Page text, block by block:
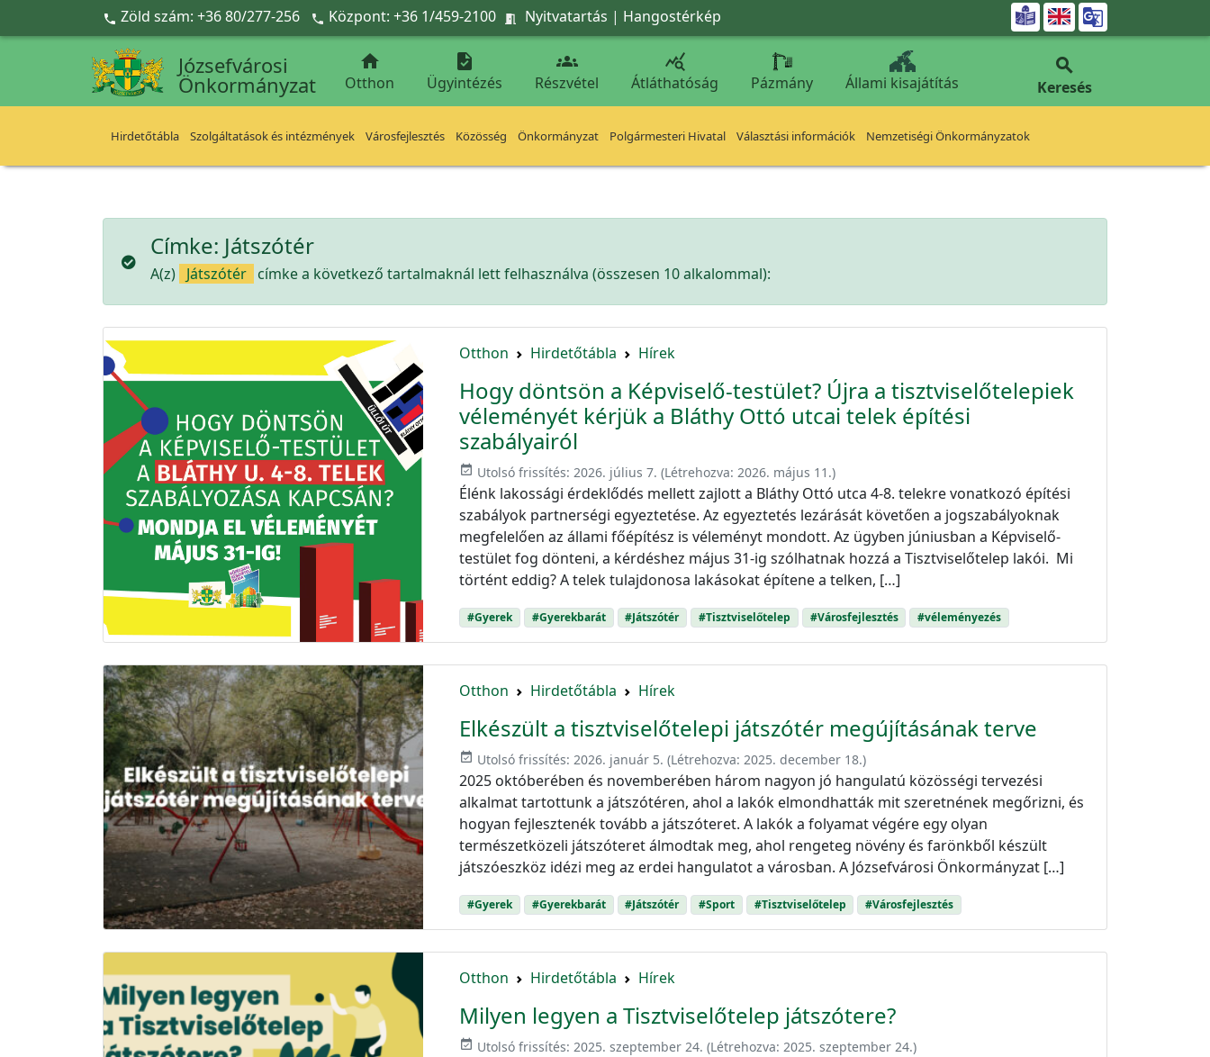
Ugrás a fő tartalomra
 Zöld szám: +36 80/277-256  Központ: +36 1/459-2100  Nyitvatartás | Hangostérkép 
Józsefvárosi
Önkormányzat

Otthon

Ügyintézés

Részvétel

Átláthatóság Pázmány Állami kisajátítás

Keresés
Hirdetőtábla Szolgáltatások és intézmények Városfejlesztés Közösség Önkormányzat Polgármesteri Hivatal Választási információk Nemzetiségi Önkormányzatok
Címke: Játszótér
A(z) Játszótér címke a következő tartalmaknál lett felhasználva (összesen 10 alkalommal):
Otthon Hirdetőtábla Hírek
Hogy döntsön a Képviselő-testület? Újra a tisztviselőtelepiek
véleményét kérjük a Bláthy Ottó utcai telek építési
szabályairól
event_available Utolsó frissítés:2026. július 7. (Létrehozva:2026. május 11.)
Élénk lakossági érdeklődés mellett zajlott a Bláthy Ottó utca 4-8. telekre vonatkozó építési
szabályok partnerségi egyeztetése. Az egyeztetés lezárását követően a jogszabályoknak
megfelelően az állami főépítész is véleményt mondott. Az ügyben júniusban a Képviselő-
testület fog dönteni, a kérdéshez május 31-ig szólhatnak hozzá a Tisztviselőtelep lakói. Mi
történt eddig? A telek tulajdonosa lakásokat építene a telken, […]
#Gyerek #Gyerekbarát #Játszótér #Tisztviselőtelep #Városfejlesztés #véleményezés
Otthon Hirdetőtábla Hírek
Elkészült a tisztviselőtelepi játszótér megújításának terve
event_available Utolsó frissítés:2026. január 5. (Létrehozva:2025. december 18.)
2025 októberében és novemberében három nagyon jó hangulatú közösségi tervezési
alkalmat tartottunk a játszótéren, ahol a lakók elmondhatták mit szeretnének megőrizni, és
hogyan fejlesztenék tovább a játszóteret. A lakók a folyamat végére egy olyan
természetközeli játszóteret álmodtak meg, ahol rengeteg növény és farönkből készült
játszóeszköz idézi meg az erdei hangulatot a városban. A Józsefvárosi Önkormányzat […]
#Gyerek #Gyerekbarát #Játszótér #Sport #Tisztviselőtelep #Városfejlesztés
Otthon Hirdetőtábla Hírek
Milyen legyen a Tisztviselőtelep játszótere?
event_available Utolsó frissítés:2025. szeptember 24. (Létrehozva:2025. szeptember 24.)